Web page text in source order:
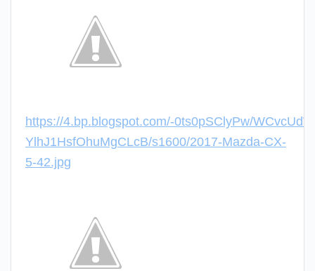
https://4.bp.blogspot.com/-0ts0pSClyPw/
YlhJ1HsfOhuMgCLcB/s1600/2017-Mazda-CX-
5-42.jpg